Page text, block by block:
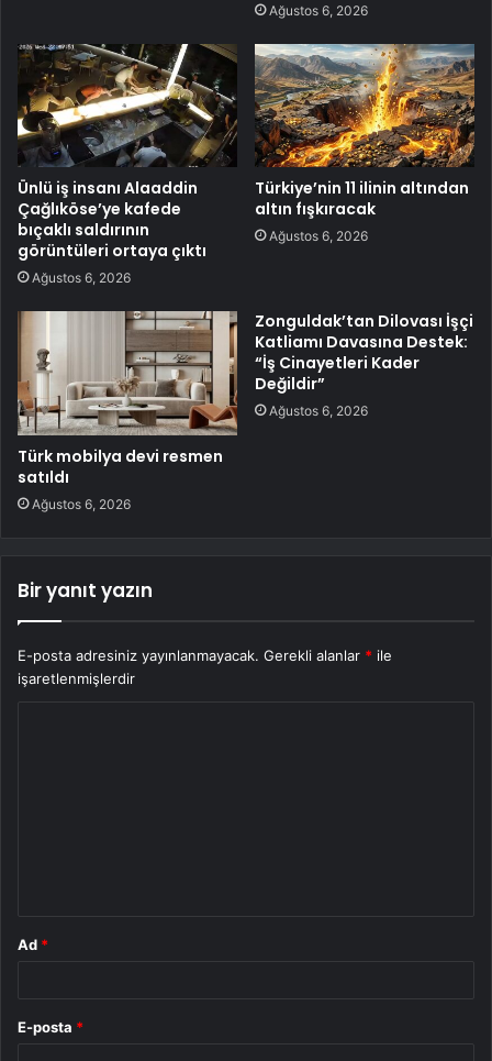
Ağustos 6, 2026
Ünlü iş insanı Alaaddin
Çağlıköse’ye kafede
bıçaklı saldırının
görüntüleri ortaya çıktı
Ağustos 6, 2026
Türkiye’nin 11 ilinin altından
altın fışkıracak
Ağustos 6, 2026
Türk mobilya devi resmen
satıldı
Ağustos 6, 2026
Zonguldak’tan Dilovası İşçi
Katliamı Davasına Destek:
“İş Cinayetleri Kader
Değildir”
Ağustos 6, 2026
Bir yanıt yazın
E-posta adresiniz yayınlanmayacak. Gerekli alanlar * ile
işaretlenmişlerdir
Ad *
E-posta *